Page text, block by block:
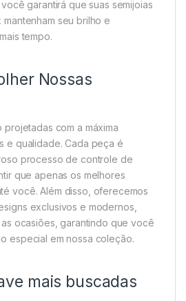
garantirá que suas semijoias
seu brilho e
tempo.
Nossas
projetadas com a máxima
e qualidade. Cada peça é
processo de controle de
que apenas os melhores
você. Além disso, oferecemos
exclusivos e modernos,
ocasiões, garantindo que você
especial em nossa coleção.
mais buscadas